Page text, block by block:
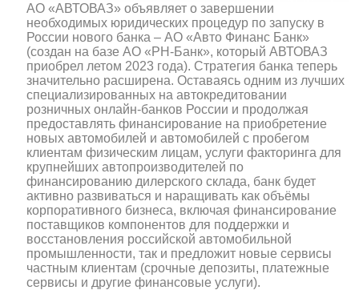
АО «АВТОВАЗ» объявляет о завершении
необходимых юридических процедур по запуску в
России нового банка – АО «Авто Финанс Банк»
(создан на базе АО «РН-Банк», который АВТОВАЗ
приобрел летом 2023 года). Стратегия банка теперь
значительно расширена. Оставаясь одним из лучших
специализированных на автокредитовании
розничных онлайн-банков России и продолжая
предоставлять финансирование на приобретение
новых автомобилей и автомобилей с пробегом
клиентам физическим лицам, услуги факторинга для
крупнейших автопроизводителей по
финансированию дилерского склада, банк будет
активно развиваться и наращивать как объёмы
корпоративного бизнеса, включая финансирование
поставщиков компонентов для поддержки и
восстановления российской автомобильной
промышленности, так и предложит новые сервисы
частным клиентам (срочные депозиты, платежные
сервисы и другие финансовые услуги).